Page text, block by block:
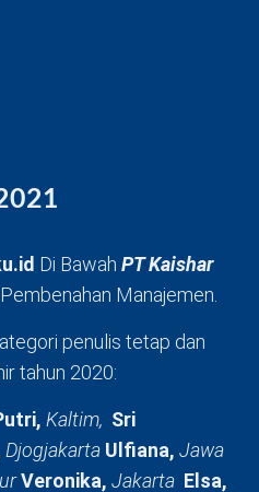
Di Bawah PT Kaishar
Manajemen.
penulis tetap dan
tahun 2020:
Kaltim, Sri
Djogjakarta Ulfiana, Jawa
Veronika, Jakarta Elsa,